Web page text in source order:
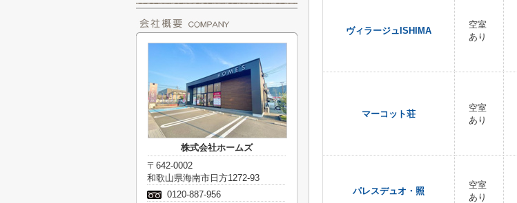
ヴィラージュISHIMA
空室
あり
マーコット荘
空室
あり
パレスデュオ・照
空室
あり
株式会社ホームズ
〒642-0002
和歌山県海南市日方1272-93
0120-887-956